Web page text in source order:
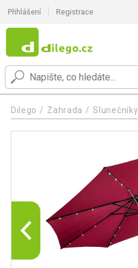
Přihlášení Registrace
Dilego Zahrada Slunečníky